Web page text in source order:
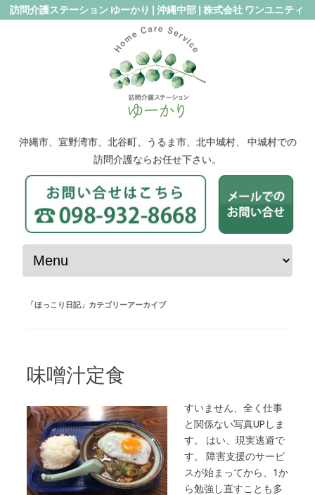
訪問介護ステーション ゆーかり | 沖縄中部 | 株式会社 ワンユニティ
沖縄市、宜野湾市、北谷町、うるま市、北中城村、 中城村での
訪問介護ならお任せ下さい。
コンテンツへスキップ
「ほっこり日記」カテゴリーアーカイブ
味噌汁定食
すいません、全く仕事
と関係ない写真UPしま
す。 はい、現実逃避で
す。 障害支援のサービ
スが始まってから、1か
ら勉強し直すことも多